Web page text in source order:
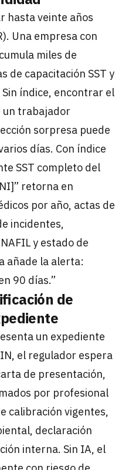
hasta veinte años
Una empresa con
miles de
de capacitación SST y
índice, encontrar el
un trabajador
sorpresa puede
días. Con índice
SST completo del
retorna en
por año, actas de
incidentes,
y estado de
añade la alerta:
90 días.”
de
un expediente
el regulador espera
de presentación,
por profesional
calibración vigentes,
declaración
interna. Sin IA, el